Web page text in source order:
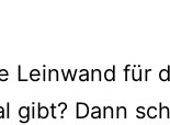
Leinwand für
gibt? Dann